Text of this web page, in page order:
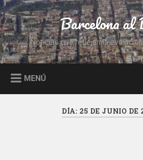
Saltar
al
contenido
Buscar Barcelona al
Noticias que reflejan la
MENÚ
DÍA: 25 DE JUNIO DE